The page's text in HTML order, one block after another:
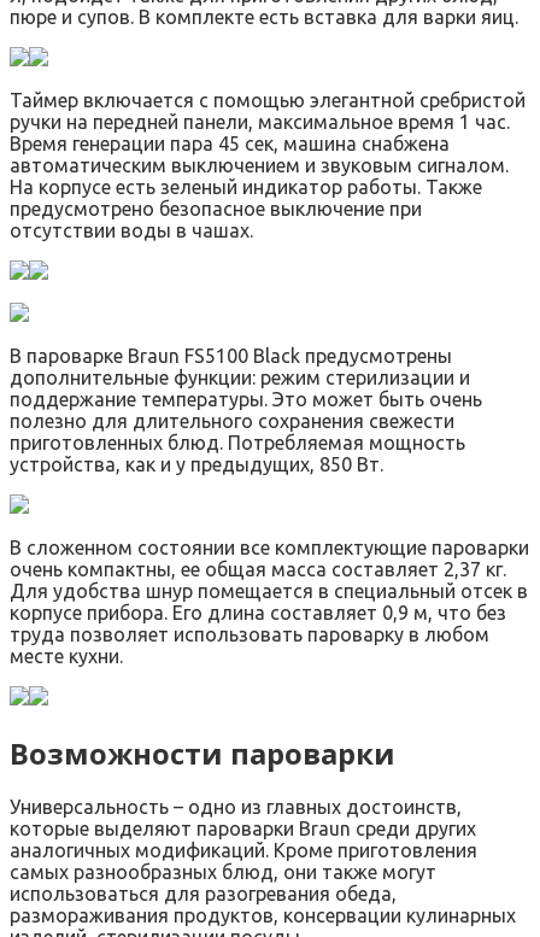
пюре и супов. В комплекте есть вставка для варки яиц.
Таймер включается с помощью элегантной сребристой
ручки на передней панели, максимальное время 1 час.
Время генерации пара 45 сек, машина снабжена
автоматическим выключением и звуковым сигналом.
На корпусе есть зеленый индикатор работы. Также
предусмотрено безопасное выключение при
отсутствии воды в чашах.
В пароварке Braun FS5100 Black предусмотрены
дополнительные функции: режим стерилизации и
поддержание температуры. Это может быть очень
полезно для длительного сохранения свежести
приготовленных блюд. Потребляемая мощность
устройства, как и у предыдущих, 850 Вт.
В сложенном состоянии все комплектующие пароварки
очень компактны, ее общая масса составляет 2,37 кг.
Для удобства шнур помещается в специальный отсек в
корпусе прибора. Его длина составляет 0,9 м, что без
труда позволяет использовать пароварку в любом
месте кухни.
Возможности пароварки
Универсальность – одно из главных достоинств,
которые выделяют пароварки Braun среди других
аналогичных модификаций. Кроме приготовления
самых разнообразных блюд, они также могут
использоваться для разогревания обеда,
размораживания продуктов, консервации кулинарных